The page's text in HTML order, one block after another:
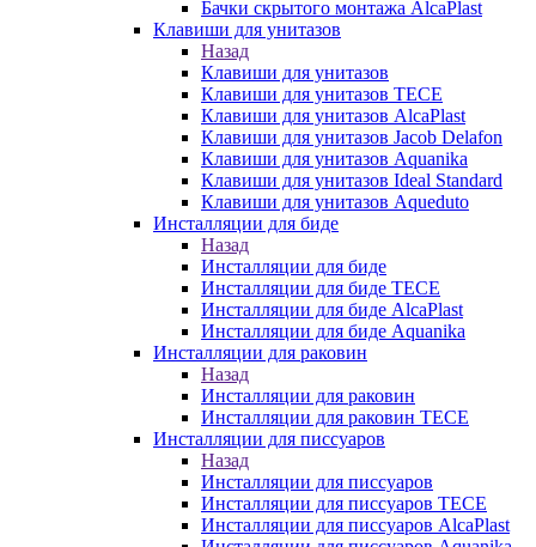
Бачки скрытого монтажа AlcaPlast
Клавиши для унитазов
Назад
Клавиши для унитазов
Клавиши для унитазов TECE
Клавиши для унитазов AlcaPlast
Клавиши для унитазов Jacob Delafon
Клавиши для унитазов Aquanika
Клавиши для унитазов Ideal Standard
Клавиши для унитазов Aqueduto
Инсталляции для биде
Назад
Инсталляции для биде
Инсталляции для биде TECE
Инсталляции для биде AlcaPlast
Инсталляции для биде Aquanika
Инсталляции для раковин
Назад
Инсталляции для раковин
Инсталляции для раковин TECE
Инсталляции для писсуаров
Назад
Инсталляции для писсуаров
Инсталляции для писсуаров TECE
Инсталляции для писсуаров AlcaPlast